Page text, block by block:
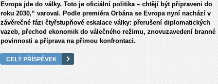
Evropa jde do války. Toto je oficiální politika – chtějí být připraveni do
roku 2030,“ varoval. Podle premiéra Orbána se Evropa nyní nachází v
závěrečné fázi čtyřstupňové eskalace války: přerušení diplomatických
vazeb, přechod ekonomik do válečného režimu, znovuzavedení branné
povinnosti a příprava na přímou konfrontaci.
CELÝ PŘÍSPĚVEK